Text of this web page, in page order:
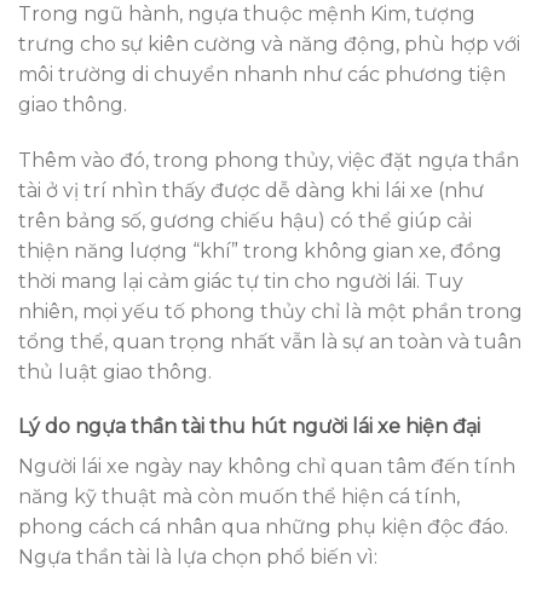
Trong ngũ hành, ngựa thuộc mệnh Kim, tượng
trưng cho sự kiên cường và năng động, phù hợp với
môi trường di chuyển nhanh như các phương tiện
giao thông.
Thêm vào đó, trong phong thủy, việc đặt ngựa thần
tài ở vị trí nhìn thấy được dễ dàng khi lái xe (như
trên bảng số, gương chiếu hậu) có thể giúp cải
thiện năng lượng “khí” trong không gian xe, đồng
thời mang lại cảm giác tự tin cho người lái. Tuy
nhiên, mọi yếu tố phong thủy chỉ là một phần trong
tổng thể, quan trọng nhất vẫn là sự an toàn và tuân
thủ luật giao thông.
Lý do ngựa thần tài thu hút người lái xe hiện đại
Người lái xe ngày nay không chỉ quan tâm đến tính
năng kỹ thuật mà còn muốn thể hiện cá tính,
phong cách cá nhân qua những phụ kiện độc đáo.
Ngựa thần tài là lựa chọn phổ biến vì: